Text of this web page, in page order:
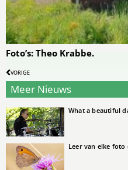
Foto’s: Theo Krabbe.
VORIGE
Meer Nieuws
What a beautiful
Leer van elke